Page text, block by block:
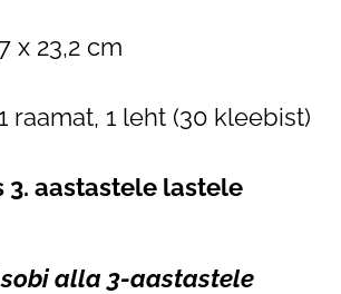
x 23,2 cm
raamat, 1 leht (30 kleebist)
3. aastastele lastele
sobi alla 3-aastastele